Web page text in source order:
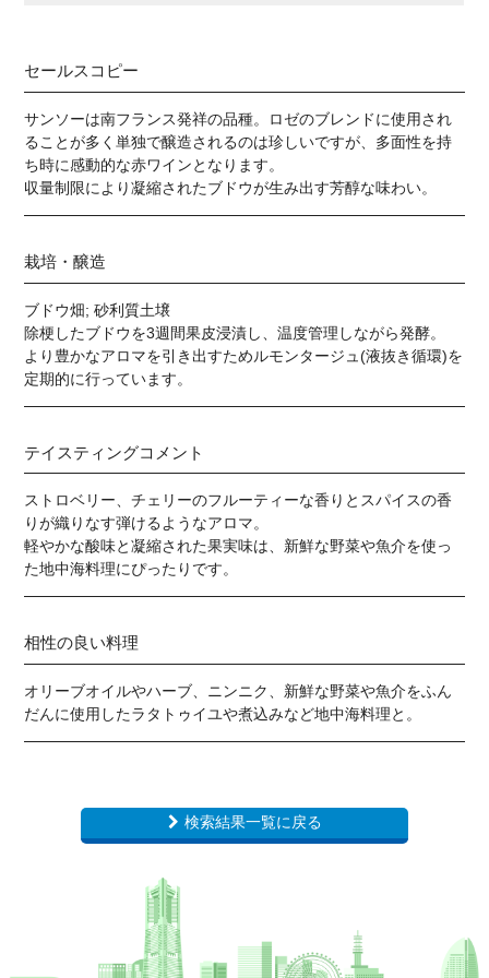
セールスコピー
サンソーは南フランス発祥の品種。ロゼのブレンドに使用され
ることが多く単独で醸造されるのは珍しいですが、多面性を持
ち時に感動的な赤ワインとなります。
収量制限により凝縮されたブドウが生み出す芳醇な味わい。
栽培・醸造
ブドウ畑; 砂利質土壌
除梗したブドウを3週間果皮浸漬し、温度管理しながら発酵。
より豊かなアロマを引き出すためルモンタージュ(液抜き循環)を
定期的に行っています。
テイスティングコメント
ストロベリー、チェリーのフルーティーな香りとスパイスの香
りが織りなす弾けるようなアロマ。
軽やかな酸味と凝縮された果実味は、新鮮な野菜や魚介を使っ
た地中海料理にぴったりです。
相性の良い料理
オリーブオイルやハーブ、ニンニク、新鮮な野菜や魚介をふん
だんに使用したラタトゥイユや煮込みなど地中海料理と。
検索結果一覧に戻る